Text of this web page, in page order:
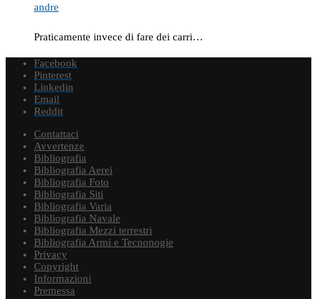
andre
Praticamente invece di fare dei carri…
Facebook
Pinterest
Linkedin
Email
Reddit
Contattaci
Avvertenze
Bibliografia
Bibliografia Aerei
Bibliografia Foto
Bibliografia Siti
Bibliografia Varia
Bibliografia Navale
Bibliografia Mezzi terrestri
Bibliografia Armi e Tecnonogie
Privacy
Copyright
Informazioni
Premessa